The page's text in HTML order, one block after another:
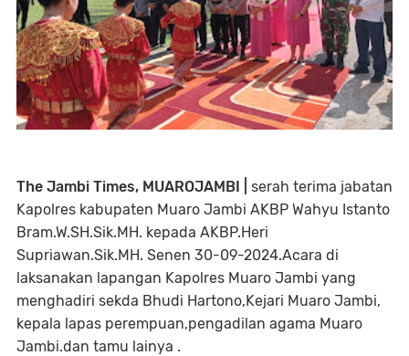
The Jambi Times, MUAROJAMBI | serah terima jabatan
Kapolres kabupaten Muaro Jambi AKBP Wahyu Istanto
Bram.W.SH.Sik.MH. kepada AKBP.Heri
Supriawan.Sik.MH. Senen 30-09-2024.Acara di
laksanakan lapangan Kapolres Muaro Jambi yang
menghadiri sekda Bhudi Hartono,Kejari Muaro Jambi,
kepala lapas perempuan,pengadilan agama Muaro
Jambi.dan tamu lainya .